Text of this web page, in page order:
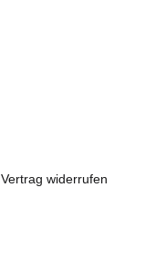
Vertrag widerrufen